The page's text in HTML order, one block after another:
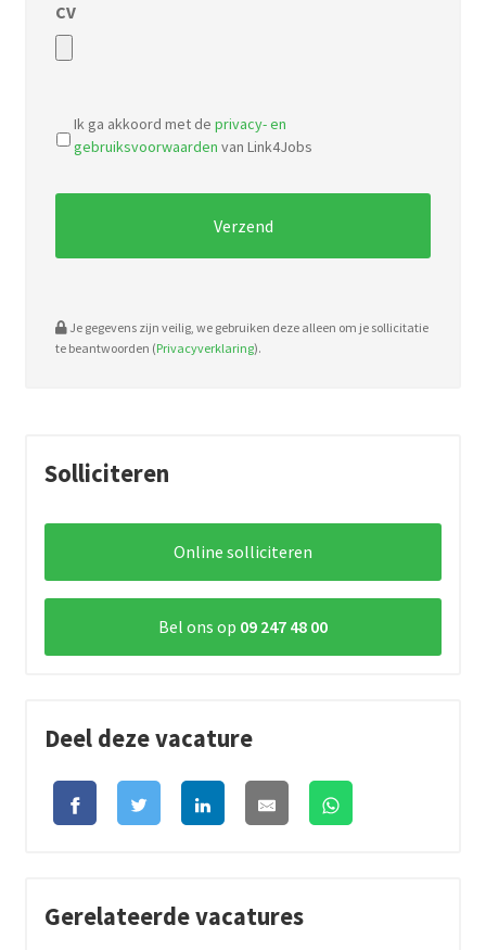
CV
types:
pdf,
doc.
Ik ga akkoord met de privacy- en
gebruiksvoorwaarden van Link4Jobs
Je gegevens zijn veilig, we gebruiken deze alleen om je sollicitatie
te beantwoorden (Privacyverklaring).
Solliciteren
Online solliciteren
Bel ons op 09 247 48 00
Deel deze vacature
Gerelateerde vacatures